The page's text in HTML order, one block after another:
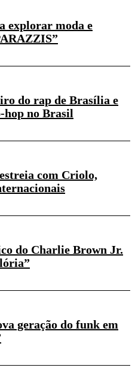
explorar moda e
do rap de Brasília e
no Brasil
com Criolo,
do Charlie Brown Jr.
geração do funk em